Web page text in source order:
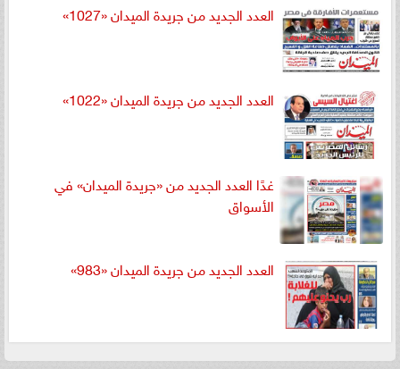
العدد الجديد من جريدة الميدان «1027»
العدد الجديد من جريدة الميدان «1022»
غدًا العدد الجديد من «جريدة الميدان» في
الأسواق
العدد الجديد من جريدة الميدان «983»